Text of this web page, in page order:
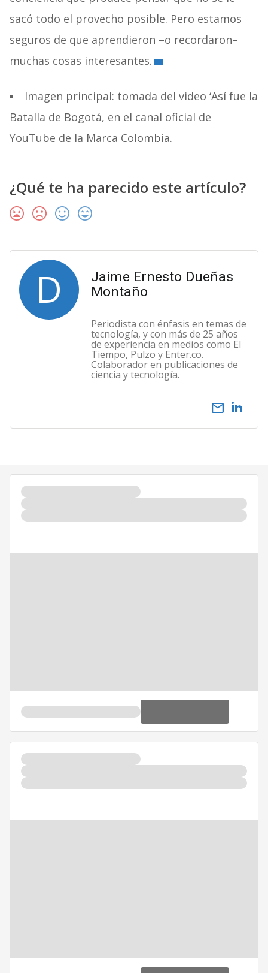
sacó todo el provecho posible. Pero estamos
seguros de que aprendieron –o recordaron–
muchas cosas interesantes.
Imagen principal: tomada del video ‘Así fue la
Batalla de Bogotá, en el canal oficial de
YouTube de la Marca Colombia.
¿Qué te ha parecido este artículo?
D
Jaime Ernesto Dueñas
Montaño
Periodista con énfasis en temas de
tecnología, y con más de 25 años
de experiencia en medios como El
Tiempo, Pulzo y Enter.co.
Colaborador en publicaciones de
ciencia y tecnología.
email